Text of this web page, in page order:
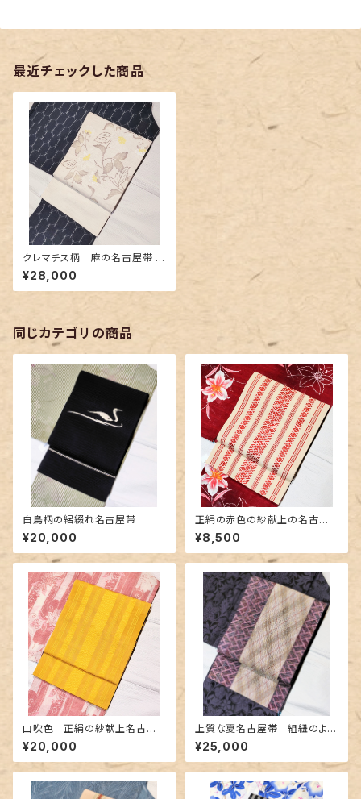
最近チェックした商品
クレマチス柄 麻の名古屋帯 珍
しい地紋タイプ
¥28,000
同じカテゴリの商品
白鳥柄の絽綴れ名古屋帯
¥20,000
正絹の赤色の紗献上の名古屋
帯
¥8,500
山吹色 正絹の紗献上名古屋
帯
¥20,000
上質な夏名古屋帯 組紐のよう
な織&レース編み
¥25,000